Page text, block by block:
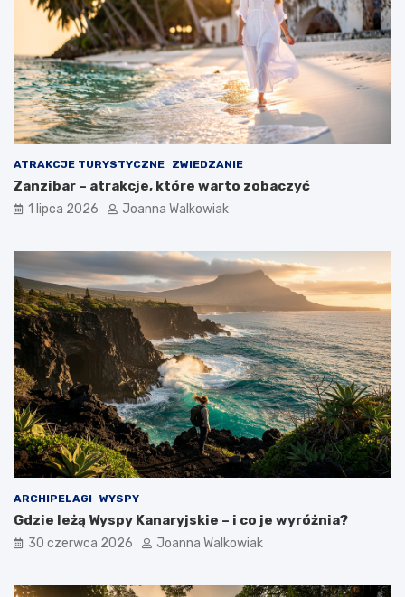
ATRAKCJE TURYSTYCZNE ZWIEDZANIE
Zanzibar – atrakcje, które warto zobaczyć
1 lipca 2026 Joanna Walkowiak
ARCHIPELAGI WYSPY
Gdzie leżą Wyspy Kanaryjskie – i co je wyróżnia?
30 czerwca 2026 Joanna Walkowiak